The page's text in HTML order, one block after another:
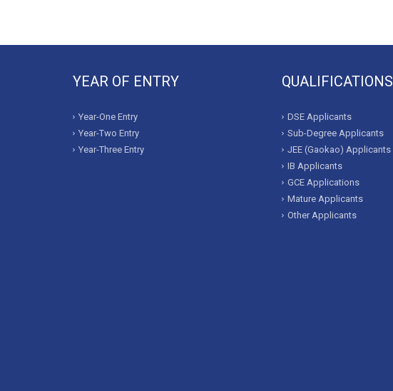
YEAR OF ENTRY
Year-One Entry
Year-Two Entry
Year-Three Entry
QUALIFICATIONS
DSE Applicants
Sub-Degree Applicants
JEE (Gaokao) Applicants
IB Applicants
GCE Applications
Mature Applicants
Other Applicants